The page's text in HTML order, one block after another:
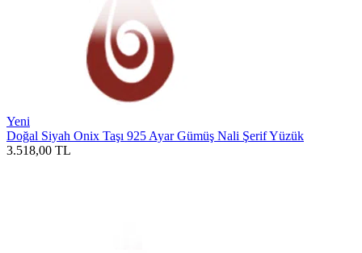
Yeni
Doğal Siyah Onix Taşı 925 Ayar Gümüş Nali Şerif Yüzük
3.518,00 TL